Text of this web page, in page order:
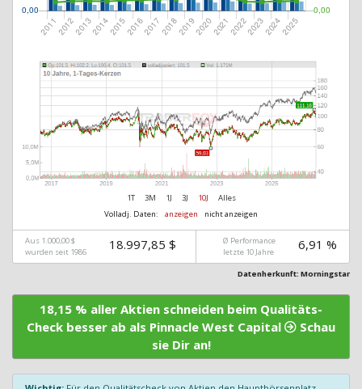
1T 3M 1J 3J 10J
Alles
Volladj. Daten:
anzeigen nicht anzeigen
Aus 1.000,00 $
wurden seit 1986
18.997,85 $
Ø Performance
letzte 10 Jahre
6,91 %
Datenherkunft: Morningstar
18,15 % aller Aktien schneiden beim Qualitäts-
Check besser ab als Pinnacle West Capital
Schau
sie Dir an!